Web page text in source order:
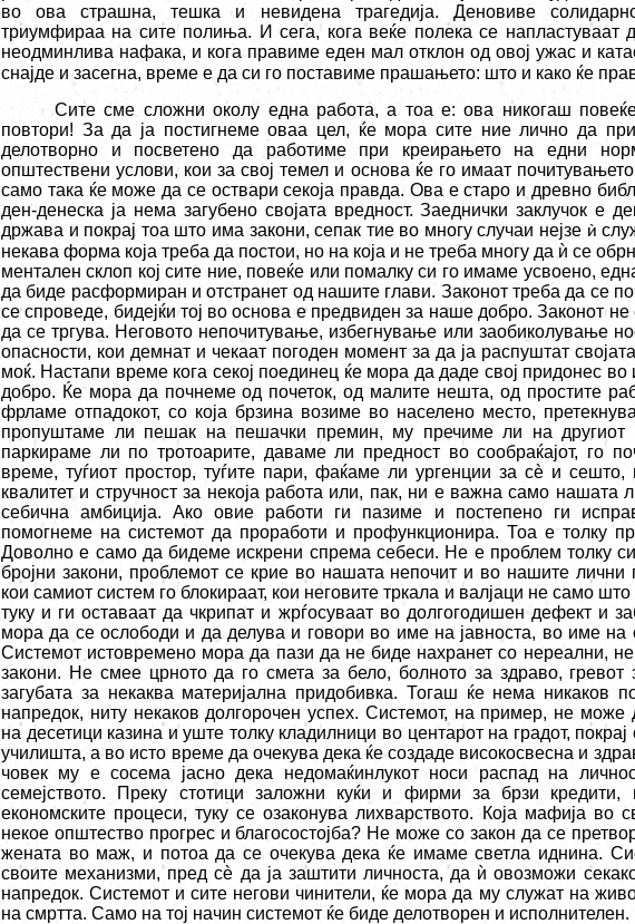
во ова страшна, тешка и невидена трагедија. Деновиве
триумфираа на сите полиња. И сега, кога веќе полека се напластуваат
неодминлива нафака, и кога правиме еден мал отклон од овој ужас и
снајде и засегна, време е да си го поставиме прашањето: што и како ќе
Сите сме сложни околу една работа, а тоа е: ова никогаш
повтори! За да ја постигнеме оваа цел, ќе мора сите ние лично да
делотворно и посветено да работиме при креирањето на едни
општествени услови, кои за свој темел и основа ќе го имаат почитувањето
само така ќе може да се оствари секоја правда. Ова е старо и древно
ден-денеска ја нема загубено својата вредност. Заеднички заклучок е
држава и покрај тоа што има закони, сепак тие во многу случаи нејзе ѝ
некава форма која треба да постои, но на која и не треба многу да ѝ се
ментален склоп кој сите ние, повеќе или помалку си го имаме усвоено,
да биде расформиран и отстранет од нашите глави. Законот треба да се
се спроведе, бидејќи тој во основа е предвиден за наше добро. Законот
да се тргува. Неговото непочитување, избегнување или заобиколување
опасности, кои демнат и чекаат погоден момент за да ја распуштат
моќ. Настапи време кога секој поединец ќе мора да даде свој придонес
добро. Ќе мора да почнеме од почеток, од малите нешта, од простите
фрламе отпадокот, со која брзина возиме во населено место,
пропуштаме ли пешак на пешачки премин, му пречиме ли на другиот
паркираме ли по тротоарите, даваме ли предност во сообраќајот, го
време, туѓиот простор, туѓите пари, фаќаме ли ургенции за сè и сешто,
квалитет и стручност за некоја работа или, пак, ни е важна само нашата
себична амбиција. Ако овие работи ги пазиме и постепено ги
помогнеме на системот да проработи и профункционира. Тоа е толку
Доволно е само да бидеме искрени спрема себеси. Не е проблем толку
бројни закони, проблемот се крие во нашата непочит и во нашите лични
кои самиот систем го блокираат, кои неговите тркала и валјаци не само
туку и ги оставаат да чкрипат и жрѓосуваат во долгогодишен дефект и
мора да се ослободи и да делува и говори во име на јавноста, во име на
Системот истовремено мора да пази да не биде нахранет со нереални,
закони. Не смее црното да го смета за бело, болното за здраво, гревот
загубата за некаква материјална придобивка. Тогаш ќе нема никаков
напредок, ниту некаков долгорочен успех. Системот, на пример, не може
на десетици казина и уште толку кладилници во центарот на градот,
училишта, а во исто време да очекува дека ќе создаде високосвесна и
човек му е сосема јасно дека недомаќинлукот носи распад на
семејството. Преку стотици заложни куќи и фирми за брзи кредити,
економските процеси, туку се озаконува лихварството. Која мафија во
некое општество прогрес и благосостојба? Не може со закон да се
жената во маж, и потоа да се очекува дека ќе имаме светла иднина.
своите механизми, пред сè да ја заштити личноста, да ѝ овозможи
напредок. Системот и сите негови чинители, ќе мора да му служат на
на смртта. Само на тој начин системот ќе биде делотворен и исполнителен.